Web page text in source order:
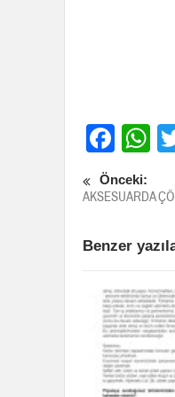
Önceki:
AKSESUARDA
Benzer